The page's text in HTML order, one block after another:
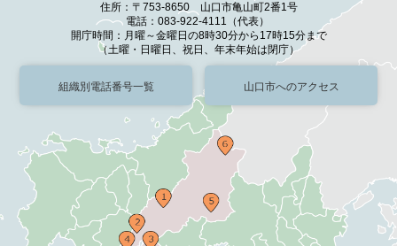
住所：〒753-8650 山口市亀山町2番1号
電話：083-922-4111（代表）
開庁時間：月曜～金曜日の8時30分から17時15分まで
（土曜・日曜日、祝日、年末年始は閉庁）
組織別電話番号一覧 山口市へのアクセス